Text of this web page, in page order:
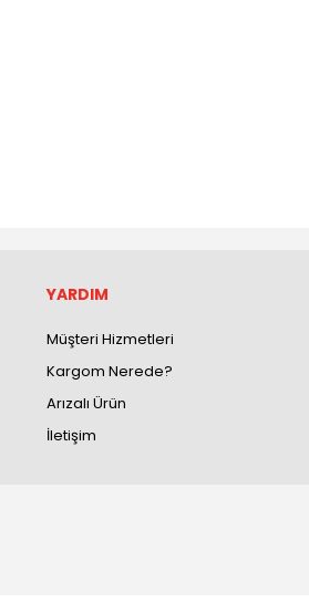
YARDIM
Müşteri Hizmetleri
Kargom Nerede?
Arızalı Ürün
İletişim